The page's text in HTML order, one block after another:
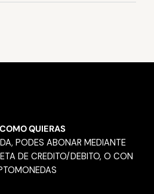
QUIERAS
PODES ABONAR MEDIANTE
DE CREDITO/DEBITO, O CON